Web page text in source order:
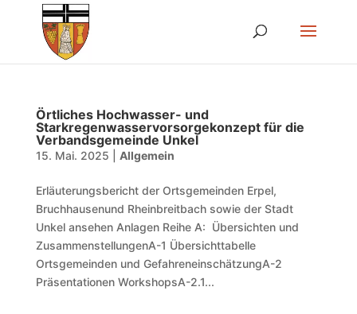
Örtliches Hochwasser- und
Starkregenwasservorsorgekonzept für die
Verbandsgemeinde Unkel
15. Mai. 2025 Allgemein
Erläuterungsbericht der Ortsgemeinden Erpel,
Bruchhausenund Rheinbreitbach sowie der Stadt
Unkel ansehen Anlagen Reihe A: Übersichten und
ZusammenstellungenA-1 Übersichttabelle
Ortsgemeinden und GefahreneinschätzungA-2
Präsentationen WorkshopsA-2.1...